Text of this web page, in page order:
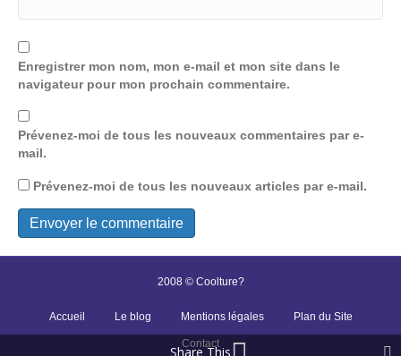
Enregistrer mon nom, mon e-mail et mon site dans le
navigateur pour mon prochain commentaire.
Prévenez-moi de tous les nouveaux commentaires par e-
mail.
Prévenez-moi de tous les nouveaux articles par e-mail.
2008 © Coolture?
Accueil Le blog Mentions légales Plan du Site
Contact
Share This